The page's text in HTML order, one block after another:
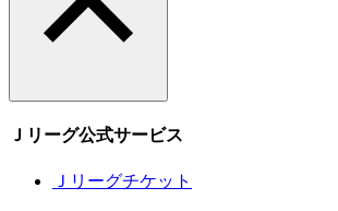
Ｊリーグ公式サービス
Ｊリーグチケット